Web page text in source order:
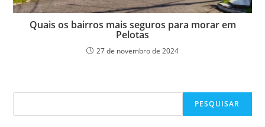
Quais os bairros mais seguros para morar em
Pelotas
27 de novembro de 2024
PESQUISAR